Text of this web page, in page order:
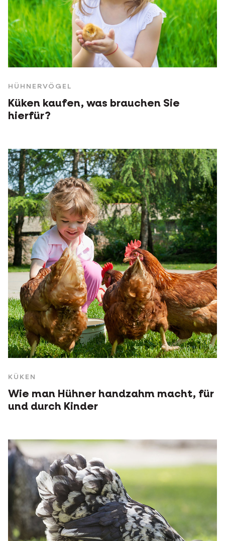
HÜHNERVÖGEL
Küken kaufen, was brauchen Sie
hierfür?
KÜKEN
Wie man Hühner handzahm macht, für
und durch Kinder